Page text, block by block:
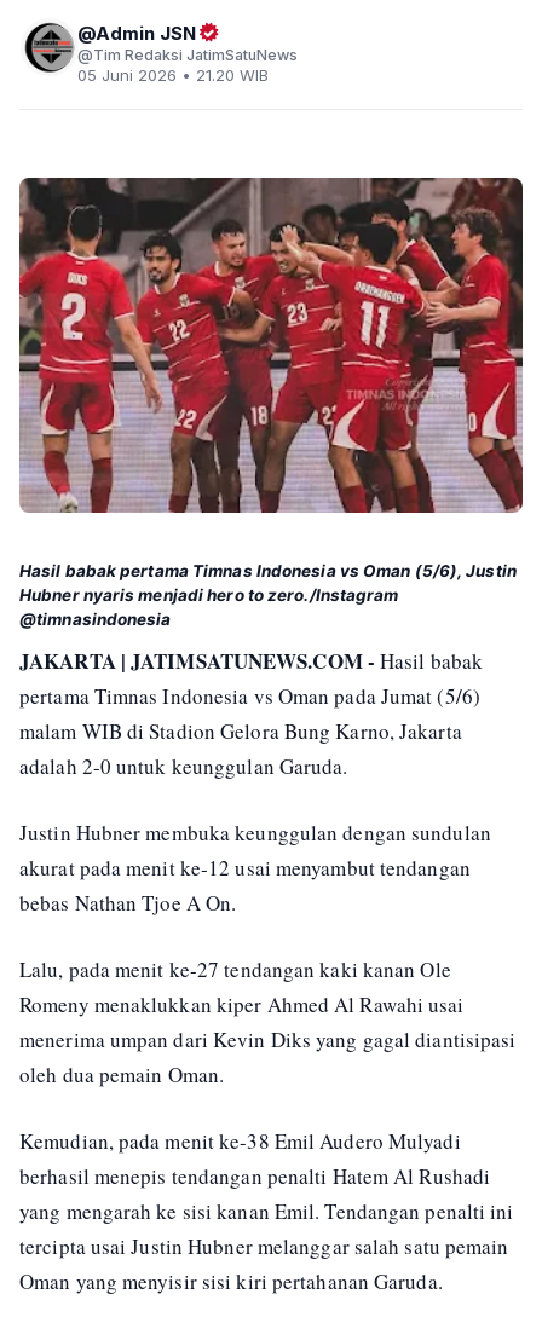
Admin JSN
Tim Redaksi JatimSatuNews
05 Juni 2026 • 21.20 WIB
Hasil babak pertama Timnas Indonesia vs Oman (5/6), Justin
Hubner nyaris menjadi hero to zero./Instagram
@timnasindonesia
JAKARTA | JATIMSATUNEWS.COM - Hasil babak
pertama Timnas Indonesia vs Oman pada Jumat (5/6)
malam WIB di Stadion Gelora Bung Karno, Jakarta
adalah 2-0 untuk keunggulan Garuda.
Justin Hubner membuka keunggulan dengan sundulan
akurat pada menit ke-12 usai menyambut tendangan
bebas Nathan Tjoe A On.
Lalu, pada menit ke-27 tendangan kaki kanan Ole
Romeny menaklukkan kiper Ahmed Al Rawahi usai
menerima umpan dari Kevin Diks yang gagal diantisipasi
oleh dua pemain Oman.
Kemudian, pada menit ke-38 Emil Audero Mulyadi
berhasil menepis tendangan penalti Hatem Al Rushadi
yang mengarah ke sisi kanan Emil. Tendangan penalti ini
tercipta usai Justin Hubner melanggar salah satu pemain
Oman yang menyisir sisi kiri pertahanan Garuda.